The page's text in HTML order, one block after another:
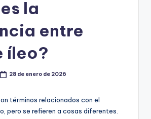
la
entre
íleo?
28 de enero de 2026
términos relacionados con el
pero se refieren a cosas diferentes.